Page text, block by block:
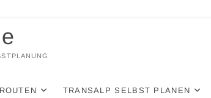
ROUTEN TRANSALP SELBST PLANEN